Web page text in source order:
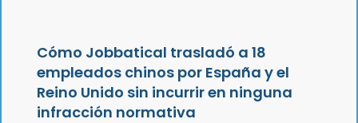
Cómo Jobbatical trasladó a 18
empleados chinos por España y el
Reino Unido sin incurrir en ninguna
infracción normativa